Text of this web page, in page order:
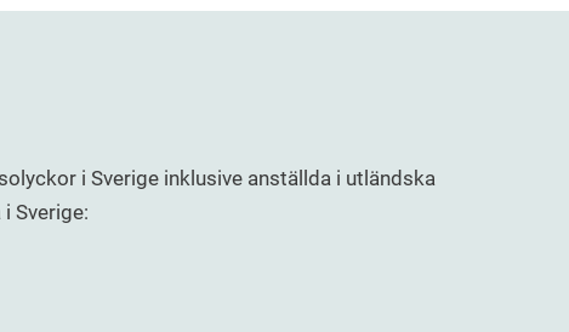
i Sverige inklusive anställda i utländska
Sverige: